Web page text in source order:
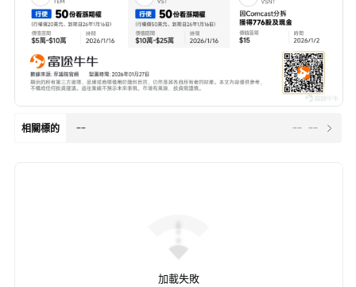
相關標的 -- -- --
加載失敗